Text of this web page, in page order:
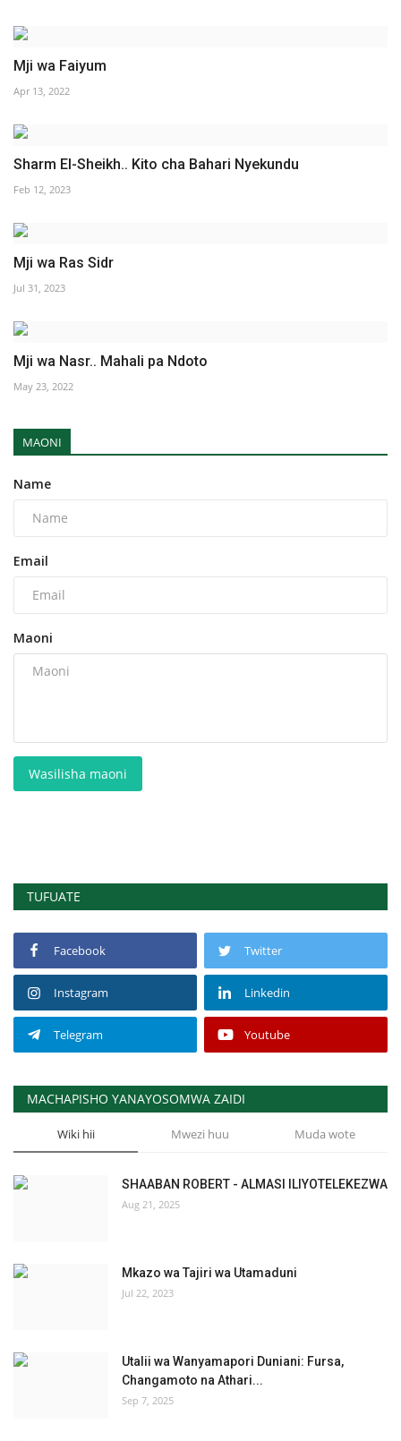
Mji wa Faiyum
Apr 13, 2022
Sharm El-Sheikh.. Kito cha Bahari Nyekundu
Feb 12, 2023
Mji wa Ras Sidr
Jul 31, 2023
Mji wa Nasr.. Mahali pa Ndoto
May 23, 2022
MAONI
Name
Email
Maoni
Wasilisha maoni
TUFUATE
Facebook Twitter
Instagram Linkedin
Telegram Youtube
MACHAPISHO YANAYOSOMWA ZAIDI
Wiki hii Mwezi huu Muda wote
SHAABAN ROBERT - ALMASI ILIYOTELEKEZWA
Aug 21, 2025
Mkazo wa Tajiri wa Utamaduni
Jul 22, 2023
Utalii wa Wanyamapori Duniani: Fursa,
Changamoto na Athari...
Sep 7, 2025